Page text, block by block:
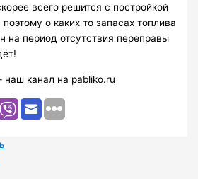
всего решится с постройкой
о каких то запасах топлива
на период отсутствия переправы
канал на pabliko.ru